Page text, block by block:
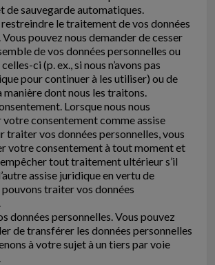
de sauvegarde automatiques.
restreindre le traitement de vos données
pouvez nous demander de cesser
de vos données personnelles ou
ci (p. ex., si nous n’avons pas
pour continuer à les utiliser) ou de
manière dont nous les traitons.
Lorsque nous nous
votre consentement comme assise
traiter vos données personnelles, vous
votre consentement à tout moment et
tout traitement ultérieur s’il
assise juridique en vertu de
pouvons traiter vos données
données personnelles. Vous pouvez
de transférer les données personnelles
à votre sujet à un tiers par voie